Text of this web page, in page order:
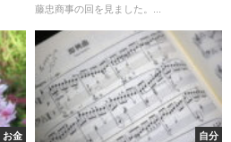
藤忠商事の回を見ました。...
お金 自分